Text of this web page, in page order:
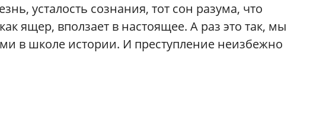
усталость сознания, тот сон разума, что
ящер, вползает в настоящее. А раз это так, мы
в школе истории. И преступление неизбежно